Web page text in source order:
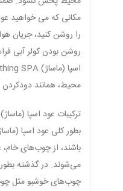
را روشن کنید، جریان
روشن بودن کولر آبی
محیط، همانند دودکردن
ترکیبات عود اسپا (ماساژ) Soothing SPA از چیست؟
باشند، از چوب‌های
می‌شوند. در گذشته
چوب‌های خوشبو مثل